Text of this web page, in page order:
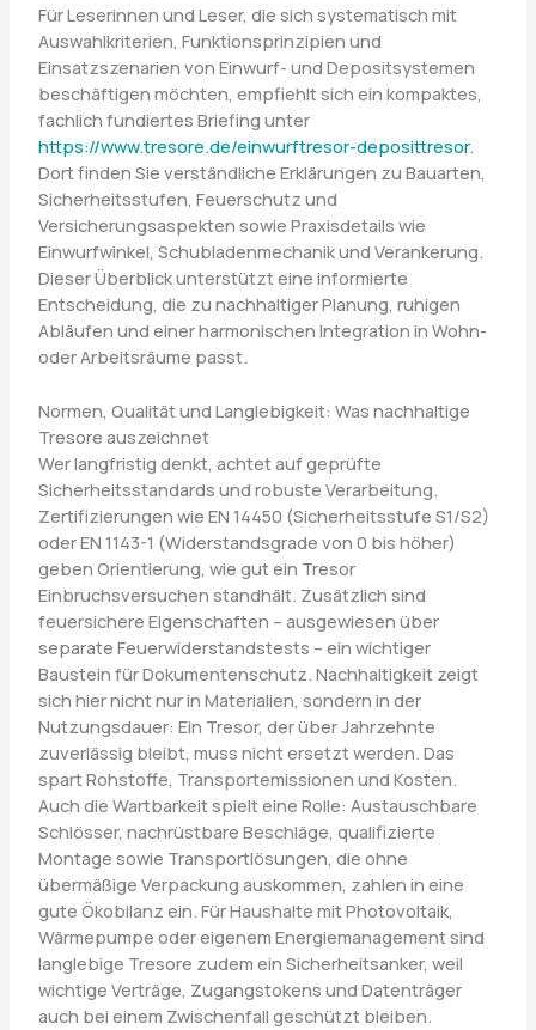
Für Leserinnen und Leser, die sich systematisch mit
Auswahlkriterien, Funktionsprinzipien und
Einsatzszenarien von Einwurf- und Depositsystemen
beschäftigen möchten, empfiehlt sich ein kompaktes,
fachlich fundiertes Briefing unter
https://www.tresore.de/einwurftresor-deposittresor.
Dort finden Sie verständliche Erklärungen zu Bauarten,
Sicherheitsstufen, Feuerschutz und
Versicherungsaspekten sowie Praxisdetails wie
Einwurfwinkel, Schubladenmechanik und Verankerung.
Dieser Überblick unterstützt eine informierte
Entscheidung, die zu nachhaltiger Planung, ruhigen
Abläufen und einer harmonischen Integration in Wohn-
oder Arbeitsräume passt.
Normen, Qualität und Langlebigkeit: Was nachhaltige
Tresore auszeichnet
Wer langfristig denkt, achtet auf geprüfte
Sicherheitsstandards und robuste Verarbeitung.
Zertifizierungen wie EN 14450 (Sicherheitsstufe S1/S2)
oder EN 1143-1 (Widerstandsgrade von 0 bis höher)
geben Orientierung, wie gut ein Tresor
Einbruchsversuchen standhält. Zusätzlich sind
feuersichere Eigenschaften – ausgewiesen über
separate Feuerwiderstandstests – ein wichtiger
Baustein für Dokumentenschutz. Nachhaltigkeit zeigt
sich hier nicht nur in Materialien, sondern in der
Nutzungsdauer: Ein Tresor, der über Jahrzehnte
zuverlässig bleibt, muss nicht ersetzt werden. Das
spart Rohstoffe, Transportemissionen und Kosten.
Auch die Wartbarkeit spielt eine Rolle: Austauschbare
Schlösser, nachrüstbare Beschläge, qualifizierte
Montage sowie Transportlösungen, die ohne
übermäßige Verpackung auskommen, zahlen in eine
gute Ökobilanz ein. Für Haushalte mit Photovoltaik,
Wärmepumpe oder eigenem Energiemanagement sind
langlebige Tresore zudem ein Sicherheitsanker, weil
wichtige Verträge, Zugangstokens und Datenträger
auch bei einem Zwischenfall geschützt bleiben.